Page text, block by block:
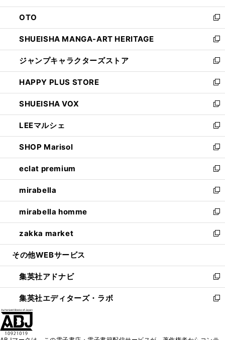
ウ
で
開
く
ン
ド
ウ
で
開
く
OTO
新
し
い
ウ
ィ
ン
ド
ウ
で
開
く
SHUEISHA MANGA-ART HERITAGE
新
し
い
ウ
ィ
ン
ド
ウ
で
開
く
ジャンプキャラクターズストア
新
し
い
ウ
ィ
ン
ド
ウ
で
開
く
HAPPY PLUS STORE
新
し
い
ウ
ィ
ン
ド
ウ
で
開
く
SHUEISHA VOX
新
し
い
ウ
ィ
ン
ド
ウ
で
開
く
LEEマルシェ
新
し
い
ウ
ィ
ン
ド
ウ
で
開
く
SHOP Marisol
新
し
い
ウ
ィ
ン
ド
ウ
で
開
eclat premium
新
し
い
ウ
ィ
ン
ド
ウ
開
く
mirabella
新
し
い
ウ
ィ
ン
ウ
で
開
く
mirabella homme
新
し
い
ウ
ン
ド
ウ
で
zakka market
新
し
ウ
ィ
ン
ド
その他WEBサービス
集英社アドナビ
新
し
い
集英社エディターズ・ラボ
新